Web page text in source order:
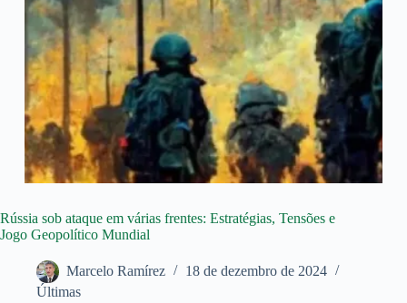
Rússia sob ataque em várias frentes: Estratégias, Tensões e
Jogo Geopolítico Mundial
Marcelo Ramírez
18 de dezembro de 2024
Últimas